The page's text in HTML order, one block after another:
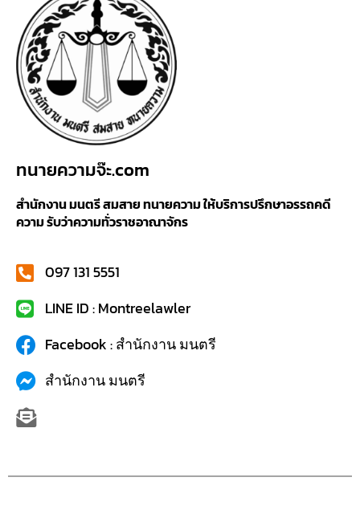
ทนายความจ๊ะ.com
สำนักงาน มนตรี สมสาย ทนายความ ให้บริการปรึกษาอรรถคดี
ความ รับว่าความทั่วราชอาณาจักร
097 131 5551
LINE ID : Montreelawler
Facebook : สำนักงาน มนตรี
สำนักงาน มนตรี